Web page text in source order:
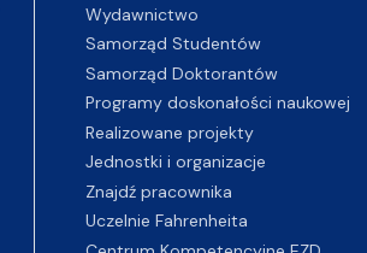
Wydawnictwo
Samorząd Studentów
Samorząd Doktorantów
Programy doskonałości naukowej
Realizowane projekty
Jednostki i organizacje
Znajdź pracownika
Uczelnie Fahrenheita